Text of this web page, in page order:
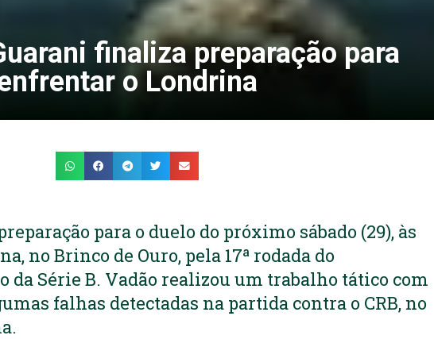
finaliza preparação para
o Londrina
para o duelo do próximo sábado (29), às
no Brinco de Ouro, pela 17ª rodada do
da Série B. Vadão realizou um trabalho tático com
falhas detectadas na partida contra o CRB, no